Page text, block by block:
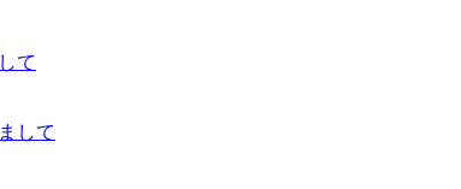
て
して